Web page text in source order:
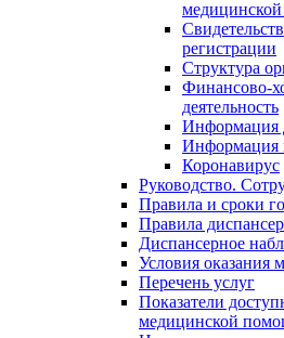
медицинской
регистрации
Структура
Финансово-
деятельность
Информация
Информация
Коронавирус
Руководство.
Правила и сроки
Правила
Диспансерное
Условия оказания
Перечень услуг
Показатели
медицинской